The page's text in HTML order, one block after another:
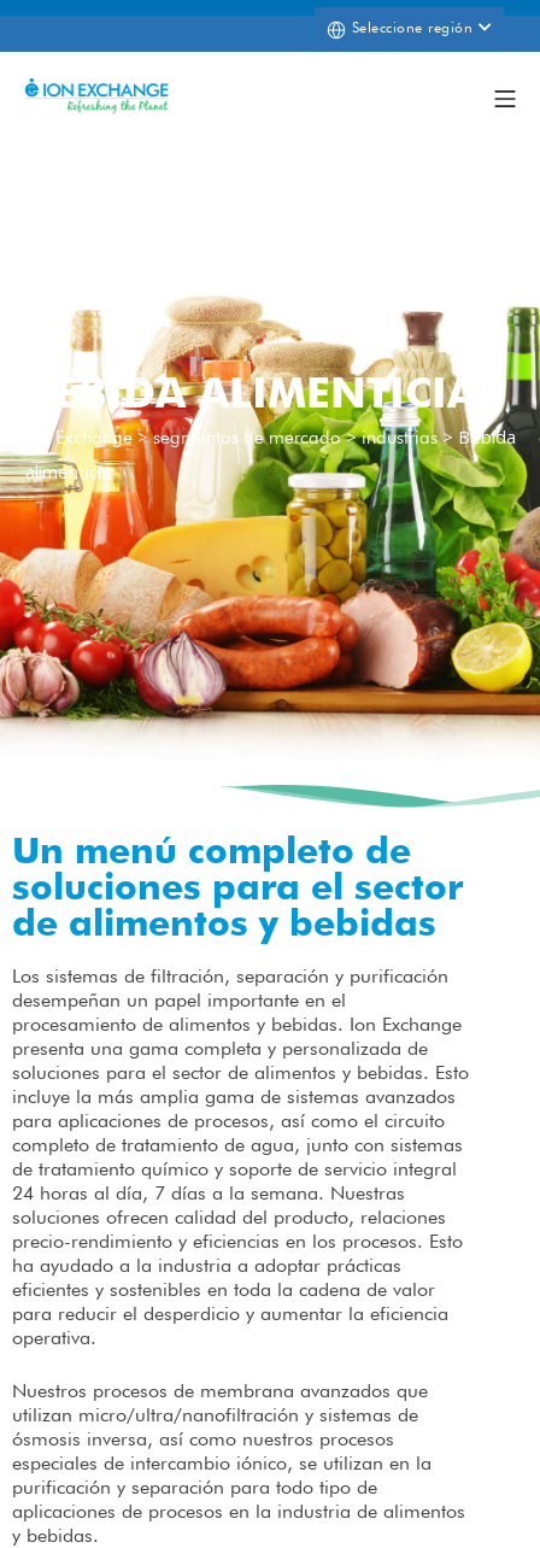
Seleccione región
BEBIDA ALIMENTICIA
Ion Exchange>segmentos de mercado>industrias> Bebida
alimenticia
Un menú completo de
soluciones para el sector
de alimentos y bebidas
Los sistemas de filtración, separación y purificación
desempeñan un papel importante en el
procesamiento de alimentos y bebidas. Ion Exchange
presenta una gama completa y personalizada de
soluciones para el sector de alimentos y bebidas. Esto
incluye la más amplia gama de sistemas avanzados
para aplicaciones de procesos, así como el circuito
completo de tratamiento de agua, junto con sistemas
de tratamiento químico y soporte de servicio integral
24 horas al día, 7 días a la semana. Nuestras
soluciones ofrecen calidad del producto, relaciones
precio-rendimiento y eficiencias en los procesos. Esto
ha ayudado a la industria a adoptar prácticas
eficientes y sostenibles en toda la cadena de valor
para reducir el desperdicio y aumentar la eficiencia
operativa.
Nuestros procesos de membrana avanzados que
utilizan micro/ultra/nanofiltración y sistemas de
ósmosis inversa, así como nuestros procesos
especiales de intercambio iónico, se utilizan en la
purificación y separación para todo tipo de
aplicaciones de procesos en la industria de alimentos
y bebidas.